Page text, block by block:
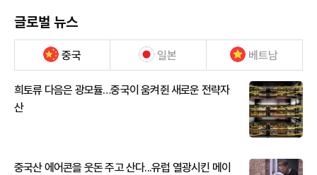
글로벌 뉴스
중국 일본 베트남
희토류 다음은 광모듈…중국이 움켜쥔 새로운 전략자
산
중국산 에어콘을 웃돈 주고 산다...유럽 열광시킨 메이